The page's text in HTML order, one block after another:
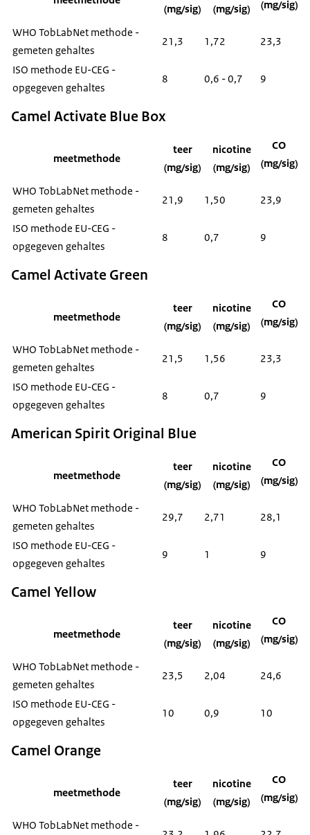
(mg/sig)
(mg/sig)
(mg/sig)
WHO TobLabNet methode -
gemeten gehaltes
21,3 1,72 23,3
ISO methode EU-CEG -
opgegeven gehaltes
8 0,6 - 0,7 9
Camel Activate Blue Box
meetmethode
teer
(mg/sig)
nicotine
(mg/sig)
CO
(mg/sig)
WHO TobLabNet methode -
gemeten gehaltes
21,9 1,50 23,9
ISO methode EU-CEG -
opgegeven gehaltes
8 0,7 9
Camel Activate Green
meetmethode
teer
(mg/sig)
nicotine
(mg/sig)
CO
(mg/sig)
WHO TobLabNet methode -
gemeten gehaltes
21,5 1,56 23,3
ISO methode EU-CEG -
opgegeven gehaltes
8 0,7 9
American Spirit Original Blue
meetmethode
teer
(mg/sig)
nicotine
(mg/sig)
CO
(mg/sig)
WHO TobLabNet methode -
gemeten gehaltes
29,7 2,71 28,1
ISO methode EU-CEG -
opgegeven gehaltes
9 1 9
Camel Yellow
meetmethode
teer
(mg/sig)
nicotine
(mg/sig)
CO
(mg/sig)
WHO TobLabNet methode -
gemeten gehaltes
23,5 2,04 24,6
ISO methode EU-CEG -
opgegeven gehaltes
10 0,9 10
Camel Orange
meetmethode
teer
(mg/sig)
nicotine
(mg/sig)
CO
(mg/sig)
WHO TobLabNet methode -